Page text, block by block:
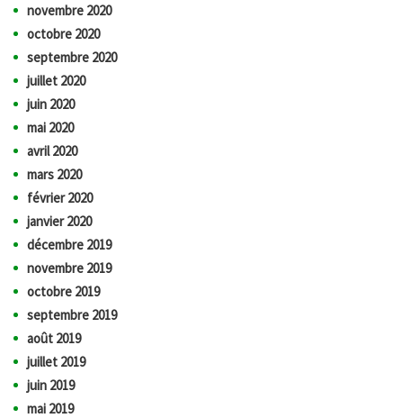
novembre 2020
octobre 2020
septembre 2020
juillet 2020
juin 2020
mai 2020
avril 2020
mars 2020
février 2020
janvier 2020
décembre 2019
novembre 2019
octobre 2019
septembre 2019
août 2019
juillet 2019
juin 2019
mai 2019